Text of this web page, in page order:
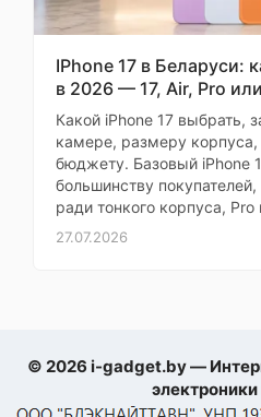
Самовывозе
заранее
Основные
Операционная
система
Версия ОС на
момент выхода
Разрешение
экрана
подзарядки
активном
Моя оценка —
В
заявлено 13
на практике
все 15. Экран
Михаил
IPhone 17 в Беларуси:
в 2026 — 17, Air, Pro
Какой iPhone 17 выбрать,
камере, размеру корпуса,
бюджету. Базовый iPhone
большинству
ради тонкого корпуса,
27.07.2026
© 2026 i-gadget.by —